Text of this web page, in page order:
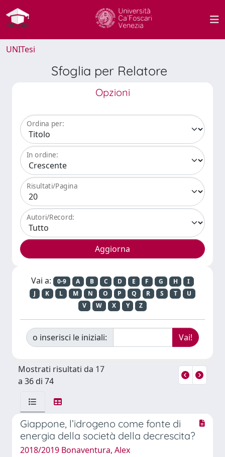
UNITesi
Sfoglia per Relatore
Opzioni
Ordina per:
In ordine:
Risultati/Pagina
Autori/Record:
Vai a: 0-9 A B C D E F G H
I
J
K L M N O P Q R S T
U
V
W X Y Z
o inserisci le iniziali:
Mostrati risultati da 17
a 36 di 74
Giappone, l’idrogeno come fonte di
energia della società della decrescita?
2018/2019 Bonaventura, Alex